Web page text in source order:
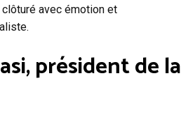
avec émotion et
président de la